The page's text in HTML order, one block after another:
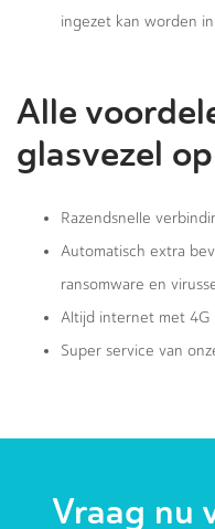
ingezet kan worden
Alle
glasvezel
Razendsnelle
Automatisch extra
ransomware en
Altijd internet met 4G
Super service van
Vraag nu